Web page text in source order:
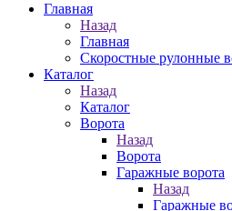
Главная
Назад
Главная
Скоростные рулонные
Каталог
Назад
Каталог
Ворота
Назад
Ворота
Гаражные ворота
Назад
Гаражные